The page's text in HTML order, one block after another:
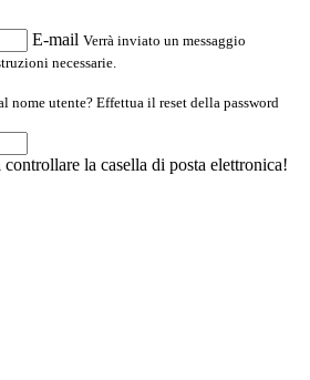
E-mail Verrà inviato un messaggio
necessarie.
nome utente? Effettua il reset della password
la casella di posta elettronica!